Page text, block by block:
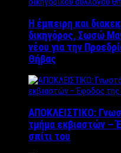
Η έμπειρη και
δικηγόρος, Σωσώ
νέου για την
Θήβας
ΑΠΟΚΛΕΙΣΤΙΚΟ:
τμήμα εκβιαστών –
σπίτι του